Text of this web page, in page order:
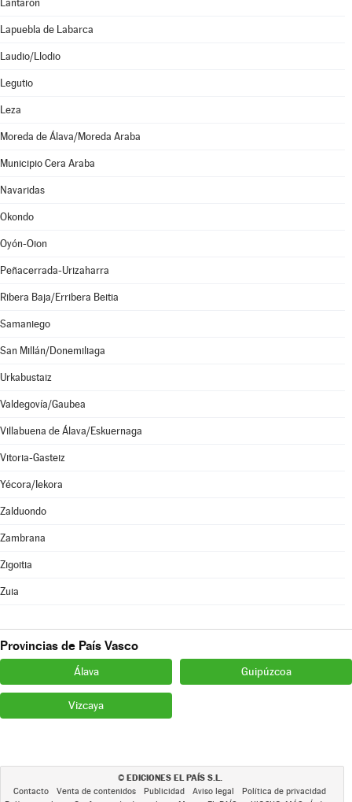
Lantarón
Lapuebla de Labarca
Laudio/Llodio
Legutio
Leza
Moreda de Álava/Moreda Araba
Municipio Cera Araba
Navaridas
Okondo
Oyón-Oion
Peñacerrada-Urizaharra
Ribera Baja/Erribera Beitia
Samaniego
San Millán/Donemiliaga
Urkabustaiz
Valdegovía/Gaubea
Villabuena de Álava/Eskuernaga
Vitoria-Gasteiz
Yécora/Iekora
Zalduondo
Zambrana
Zigoitia
Zuia
Provincias de País Vasco
Álava Guipúzcoa
Vizcaya
© EDICIONES EL PAÍS S.L.
Contacto Venta de contenidos Publicidad Aviso legal
Política de privacidad